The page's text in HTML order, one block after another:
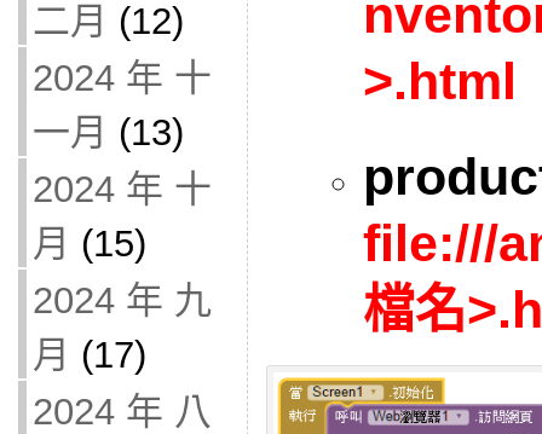
二月 (12)
2024 年 十
一月 (13)
2024 年 十
月 (15)
2024 年 九
月 (17)
2024 年 八
>.html
file:///
檔名